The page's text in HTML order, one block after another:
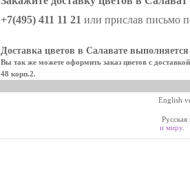
+7(495) 411 11 21 или прислав письмо
Доставка цветов в Салавате
Вы так же можете оформить заказ цветов с
48 корп.2.
English
и миру.